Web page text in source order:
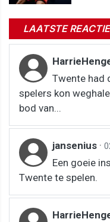
LAATSTE
Twente had
spelers kon
bod van...
jansenius ·
Een goeie
Twente te spelen.